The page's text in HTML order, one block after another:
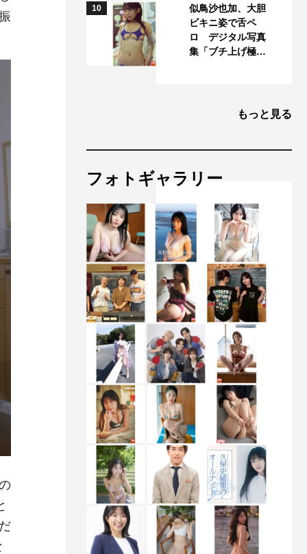
10
似鳥沙也加、大胆
ビキニ姿で舌ペ
ロ デジタル写真
集「ブチ上げ極…
もっと見る
フォトギャラリー